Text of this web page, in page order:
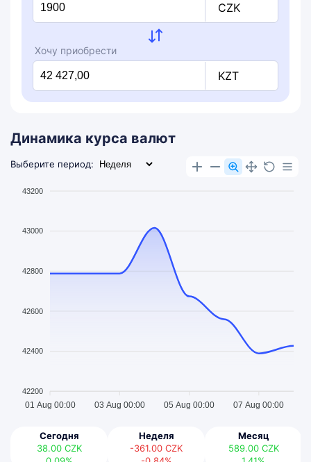
CZK
Хочу приобрести
KZT
Динамика курса валют
Выберите период:
43200
43000
42800
42600
42400
42200
01 Aug 00:00 03 Aug 00:00 05 Aug 00:00 07 Aug 00:00
Сегодня
38.00 CZK
Неделя
-361.00 CZK
Месяц
589.00 CZK